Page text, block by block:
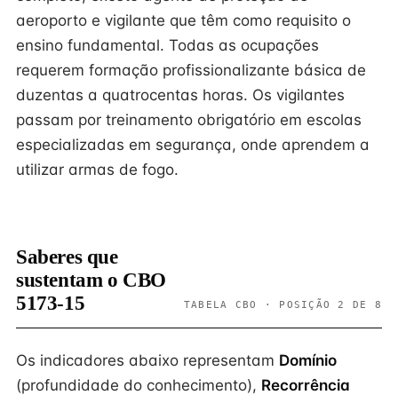
aeroporto e vigilante que têm como requisito o
ensino fundamental. Todas as ocupações
requerem formação profissionalizante básica de
duzentas a quatrocentas horas. Os vigilantes
passam por treinamento obrigatório em escolas
especializadas em segurança, onde aprendem a
utilizar armas de fogo.
Saberes que
sustentam o CBO
5173-15
TABELA CBO · POSIÇÃO 2 DE 8
Os indicadores abaixo representam Domínio
(profundidade do conhecimento), Recorrência